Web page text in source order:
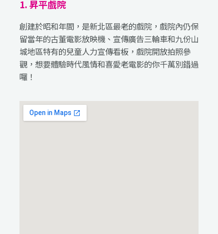
1. 昇平戲院
創建於昭和年間，是新北區最老的戲院，戲院內仍保
留當年的古董電影放映機、宣傳廣告三輪車和九份山
城地區特有的兒童人力宣傳看板，戲院開放拍照參
觀，想要體驗時代風情和喜愛老電影的你千萬別錯過
囉！